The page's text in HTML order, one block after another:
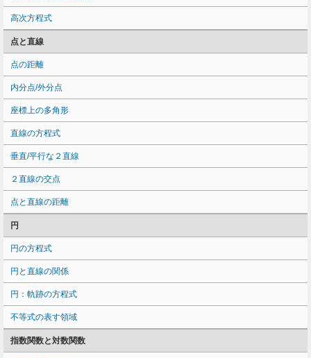
高次方程式
点と直線
点の距離
内分点/外分点
座標上の多角形
直線の方程式
垂直/平行な２直線
２直線の交点
点と直線の距離
円
円の方程式
円と直線の関係
円：軌跡の方程式
不等式の表す領域
指数関数と対数関数